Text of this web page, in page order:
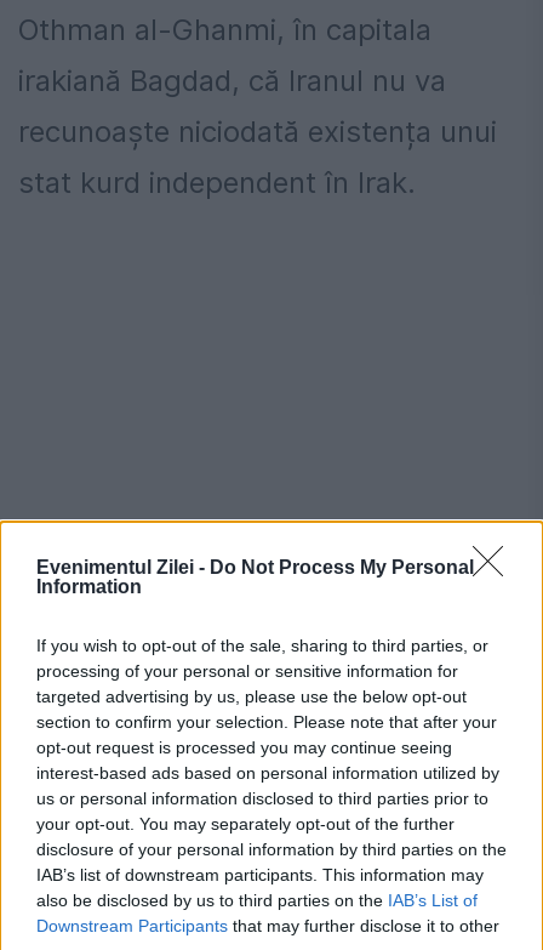
Evenimentul Zilei - Do Not Process My Personal
Information
If you wish to opt-out of the sale, sharing to third parties, or
processing of your personal or sensitive information for
targeted advertising by us, please use the below opt-out
section to confirm your selection. Please note that after your
opt-out request is processed you may continue seeing
interest-based ads based on personal information utilized by
us or personal information disclosed to third parties prior to
your opt-out. You may separately opt-out of the further
disclosure of your personal information by third parties on the
IAB’s list of downstream participants. This information may
also be disclosed by us to third parties on the IAB’s List of
Downstream Participants that may further disclose it to other
Othman al-Ghanmi, în capitala
irakiană Bagdad, că Iranul nu va
recunoaște niciodată existența unui
stat kurd independent în Irak.
Generalul Maior Bagheri a mai
sprijine controlul guvernului irakian
asupra graniței dintre cele două țări".
Declarațiile generalului Bagheri de la
Bagdad confirmă faptul că guvernul
federal irakian și alte puteri regionale,
precum Iranul și Turcia, sunt mai